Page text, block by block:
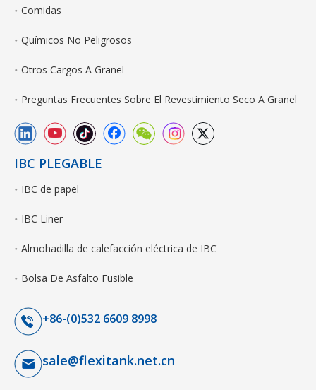
Comidas
Químicos No Peligrosos
Otros Cargos A Granel
Preguntas Frecuentes Sobre El Revestimiento Seco A Granel
IBC PLEGABLE
IBC de papel
IBC Liner
Almohadilla de calefacción eléctrica de IBC
Bolsa De Asfalto Fusible
+86-(0)532 6609 8998
sale@flexitank.net.cn